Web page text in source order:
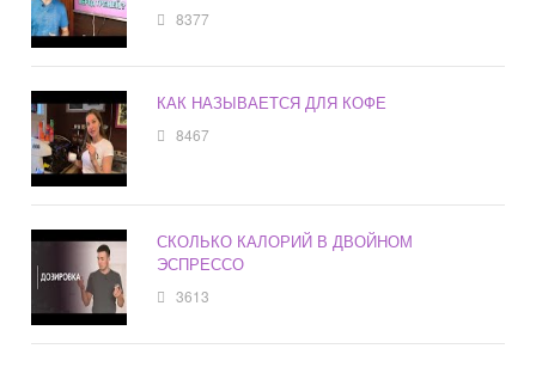
8377
КАК НАЗЫВАЕТСЯ ДЛЯ КОФЕ
8467
СКОЛЬКО КАЛОРИЙ В ДВОЙНОМ
ЭСПРЕССО
3613